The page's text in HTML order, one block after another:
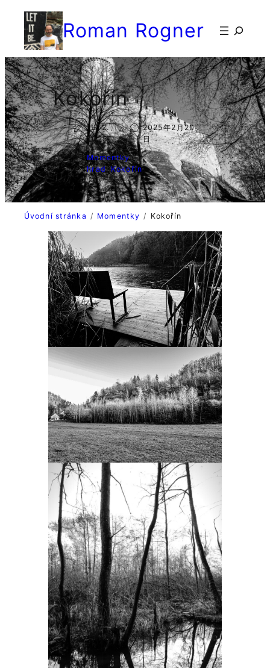
Přeskočit
obsah
Roman Rogner
検
Kokořín
19. 2.
2025
2025年2月20
日
Momentky
hrad, Kokořín
Úvodní stránka Momentky Kokořín